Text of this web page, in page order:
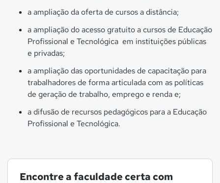
a ampliação da oferta de cursos a distância;
a ampliação do acesso gratuito a cursos de Educação
Profissional e Tecnológica em instituições públicas
e privadas;
a ampliação das oportunidades de capacitação para
trabalhadores de forma articulada com as políticas
de geração de trabalho, emprego e renda e;
a difusão de recursos pedagógicos para a Educação
Profissional e Tecnológica.
Encontre a faculdade certa com